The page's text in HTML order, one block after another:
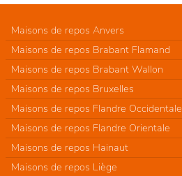
Maisons de repos Anvers
Maisons de repos Brabant Flamand
Maisons de repos Brabant Wallon
Maisons de repos Bruxelles
Maisons de repos Flandre Occidentale
Maisons de repos Flandre Orientale
Maisons de repos Hainaut
Maisons de repos Liège